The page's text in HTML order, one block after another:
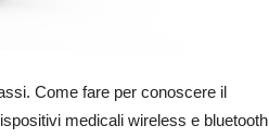
Come fare per conoscere il
medicali wireless e bluetooth